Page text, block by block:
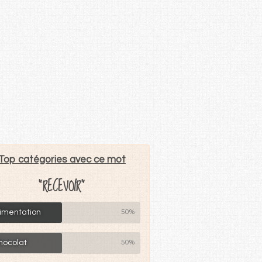
catégories avec ce mot
"RECEVOIR"
50%
50%